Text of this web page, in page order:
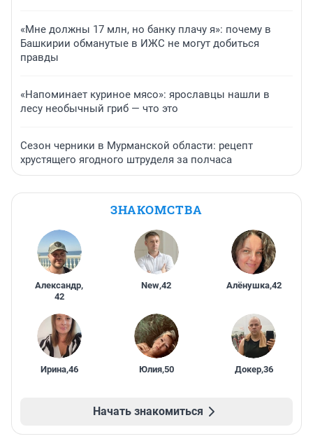
«Мне должны 17 млн, но банку плачу я»: почему в
Башкирии обманутые в ИЖС не могут добиться
правды
«Напоминает куриное мясо»: ярославцы нашли в
лесу необычный гриб — что это
Сезон черники в Мурманской области: рецепт
хрустящего ягодного штруделя за полчаса
ЗНАКОМСТВА
Александр,
42
New,42 Алёнушка,42
Ирина,46 Юлия,50 Докер,36
Начать знакомиться